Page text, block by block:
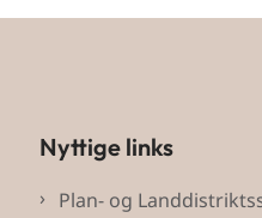
Nyttige links
Plan- og